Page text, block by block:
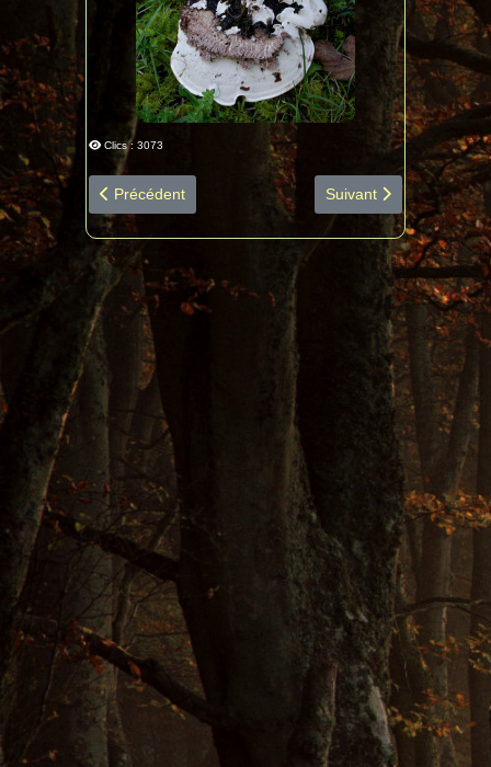
Clics : 3073
Article précédent : 2017-11-11 Bois d'Ossun diapo
Précédent Article suivant : 2017-
Suivant